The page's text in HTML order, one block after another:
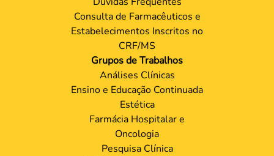
Consulta de Farmacêuticos e
Estabelecimentos Inscritos no
CRF/MS
Grupos de Trabalhos
Análises Clínicas
Ensino e Educação Continuada
Estética
Farmácia Hospitalar e
Oncologia
Pesquisa Clínica